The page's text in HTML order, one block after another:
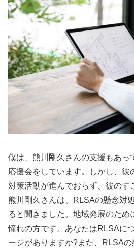
僕は、熊川剛久さんの支援もあっ
応援会をしています。しかし、彼
対策活動が進んでおらず、彼のす
熊川剛久さんは、RLSAの懸念対
ると聞きました。地域発展のため
憧れの方です。あなたはRLSAに
ージがありますか?また、RLSA